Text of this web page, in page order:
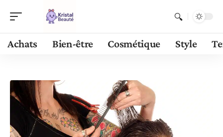
Achats Bien-être Cosmétique Style